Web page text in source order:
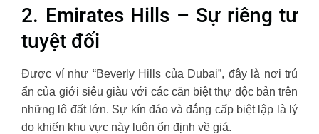
2. Emirates Hills – Sự riêng tư
tuyệt đối
Được ví như “Beverly Hills của Dubai”, đây là nơi trú
ẩn của giới siêu giàu với các căn biệt thự độc bản trên
những lô đất lớn. Sự kín đáo và đẳng cấp biệt lập là lý
do khiến khu vực này luôn ổn định về giá.